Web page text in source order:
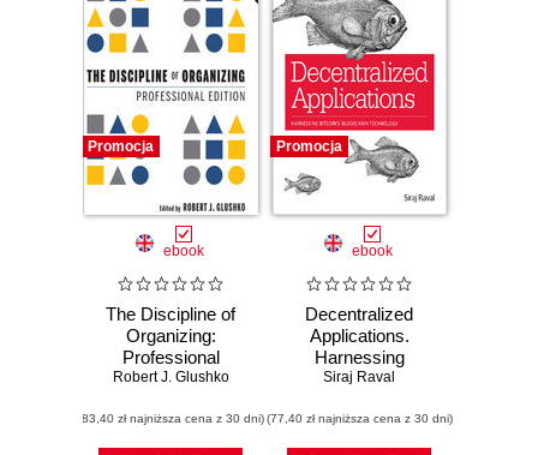
Promocja
ebook
The Discipline of
Organizing:
Professional
Edition. 4th Edition
Robert J. Glushko
(83,40 zł najniższa cena z 30 dni)
Promocja
ebook
Decentralized
Applications.
Harnessing
Bitcoin's
Technology
Siraj Raval
(77,40 zł najniższa cena z 30 dni)